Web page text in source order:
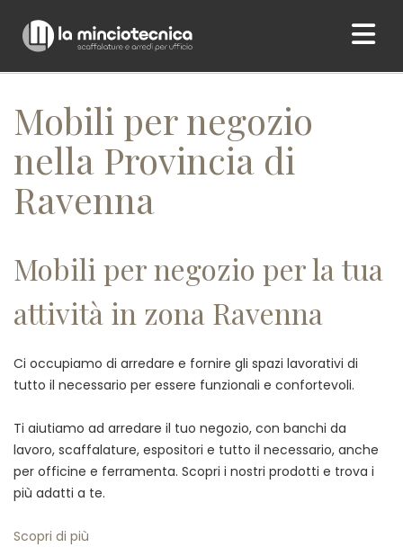
Home/ Mobili per negozio nella Provincia di Ravenna
Mobili per negozio
nella Provincia di
Ravenna
Mobili per negozio per la tua
attività in zona Ravenna
Ci occupiamo di arredare e fornire gli spazi lavorativi di
tutto il necessario per essere funzionali e confortevoli.
Ti aiutiamo ad arredare il tuo negozio, con banchi da
lavoro, scaffalature, espositori e tutto il necessario, anche
per officine e ferramenta. Scopri i nostri prodotti e trova i
più adatti a te.
Scopri di più